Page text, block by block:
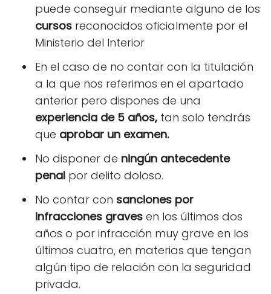
puede conseguir mediante alguno de los
cursos reconocidos oficialmente por el
Ministerio del Interior
En el caso de no contar con la titulación
a la que nos referimos en el apartado
anterior pero dispones de una
experiencia de 5 años, tan solo tendrás
que aprobar un examen.
No disponer de ningún antecedente
penal por delito doloso.
No contar con sanciones por
infracciones graves en los últimos dos
años o por infracción muy grave en los
últimos cuatro, en materias que tengan
algún tipo de relación con la seguridad
privada.